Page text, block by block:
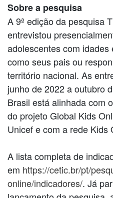
Sobre a pesquisa
A 9ª edição da pesquisa
entrevistou
adolescentes com
como seus pais ou
território nacional. As
junho de 2022 a outubro
Brasil está alinhada com
do projeto Global Kids
Unicef e com a rede Kids
A lista completa de
em https://cetic.br/pt/
online/indicadores/. Já